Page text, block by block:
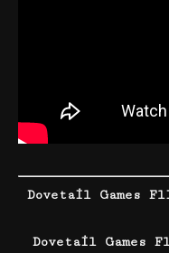
Dovetail Games
Dovetail Games